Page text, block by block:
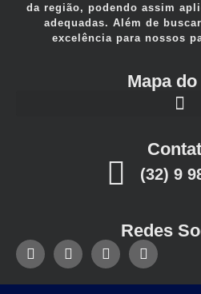
da região, podendo assim
adequadas. Além de
excelência para nossos
Mapa
(32) 9
Redes